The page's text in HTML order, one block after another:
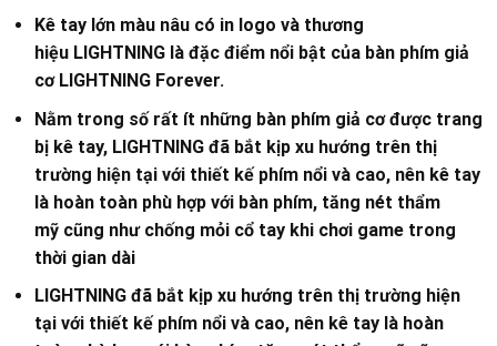
Kê tay lớn màu nâu có in logo và thương
hiệu LIGHTNING là đặc điểm nổi bật của bàn phím giả
cơ LIGHTNING Forever.
Nằm trong số rất ít những bàn phím giả cơ được trang
bị kê tay, LIGHTNING đã bắt kịp xu hướng trên thị
trường hiện tại với thiết kế phím nổi và cao, nên kê tay
là hoàn toàn phù hợp với bàn phím, tăng nét thẩm
mỹ cũng như chống mỏi cổ tay khi chơi game trong
thời gian dài
LIGHTNING đã bắt kịp xu hướng trên thị trường hiện
tại với thiết kế phím nổi và cao, nên kê tay là hoàn